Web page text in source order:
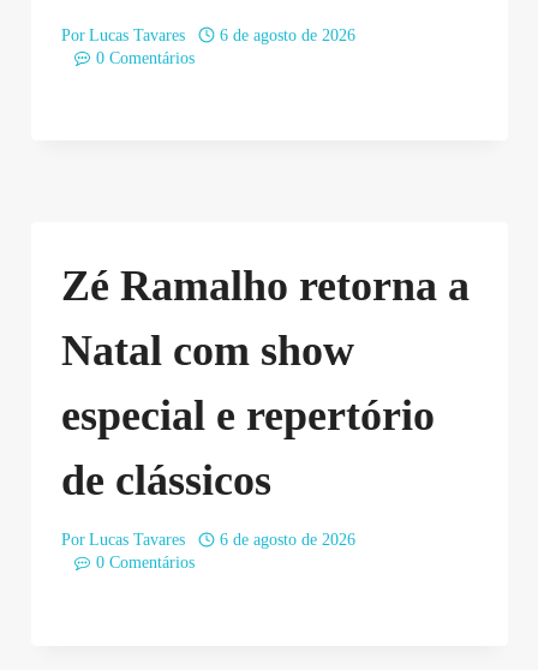
Por Lucas Tavares
6 de agosto de 2026
0 Comentários
Zé Ramalho retorna a
Natal com show
especial e repertório
de clássicos
Por Lucas Tavares
6 de agosto de 2026
0 Comentários